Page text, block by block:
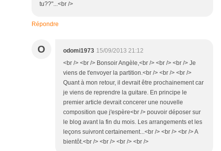
tu??"...<br />
Répondre
O odomi1973 15/09/2013 21:12
<br /> <br /> Bonsoir Angèle,<br /> <br /> <br /> Je
viens de t'envoyer la partition.<br /> <br /> <br />
Quant à mon retour, il devrait être prochainement car
je viens de reprendre la guitare. En principe le
premier article devrait concerer une nouvelle
composition que j'espère<br /> pouvoir déposer sur
le blog avant la fin du mois. Les arrangements et les
leçons suivront certainement...<br /> <br /> <br /> A
bientôt.<br /> <br /> <br /> <br />